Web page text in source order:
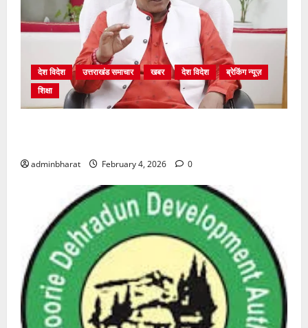
देश विदेश उत्तराखंड समाचार खबर देश विदेश
ब्रेकिंग न्यूज़
शिक्षा
adminbharat February 4, 2026 0